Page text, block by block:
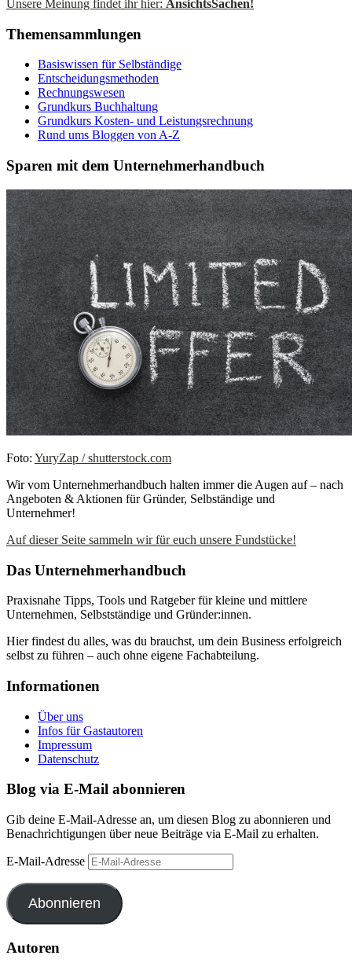
Unsere Meinung findet ihr hier: AnsichtsSachen!
Themensammlungen
Basiswissen für Selbständige
Entscheidungsmethoden
Rechnungswesen
Grundkurs Buchhaltung
Grundkurs Kosten- und Leistungsrechnung
Rund ums Bloggen von A-Z
Sparen mit dem Unternehmerhandbuch
Foto: YuryZap / shutterstock.com
Wir vom Unternehmerhandbuch halten immer die Augen auf – nach
Angeboten & Aktionen für Gründer, Selbständige und
Unternehmer!
Auf dieser Seite sammeln wir für euch unsere Fundstücke!
Das Unternehmerhandbuch
Praxisnahe Tipps, Tools und Ratgeber für kleine und mittlere
Unternehmen, Selbstständige und Gründer:innen.
Hier findest du alles, was du brauchst, um dein Business erfolgreich
selbst zu führen – auch ohne eigene Fachabteilung.
Informationen
Über uns
Infos für Gastautoren
Impressum
Datenschutz
Blog via E-Mail abonnieren
Gib deine E-Mail-Adresse an, um diesen Blog zu abonnieren und
Benachrichtigungen über neue Beiträge via E-Mail zu erhalten.
E-Mail-Adresse
Abonnieren
Autoren